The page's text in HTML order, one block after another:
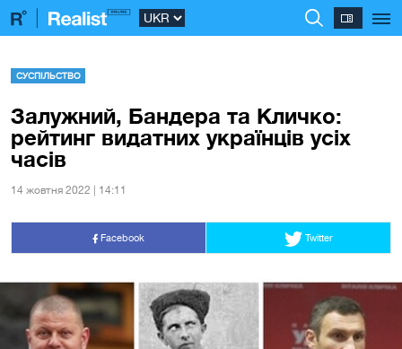
СУСПІЛЬСТВО
Залужний, Бандера та Кличко:
рейтинг видатних українців усіх
часів
14 жовтня 2022 | 14:11
Facebook Twitter